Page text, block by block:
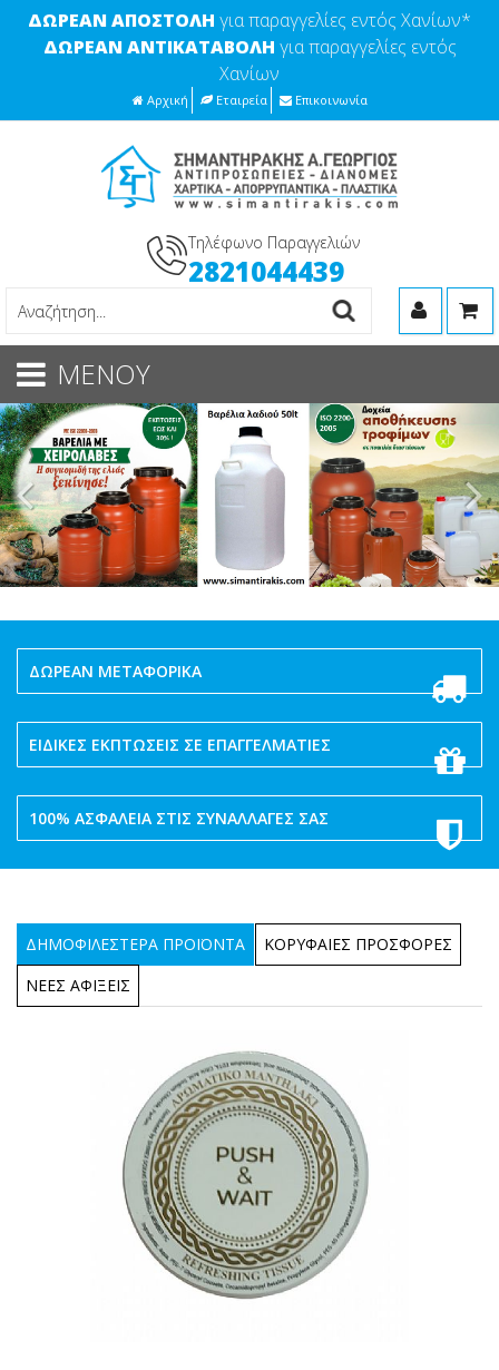
ΔΩΡΕΑΝ ΑΠΟΣΤΟΛΗ για παραγγελίες εντός Χανίων*
ΔΩΡΕΑΝ ΑΝΤΙΚΑΤΑΒΟΛΗ για παραγγελίες εντός
Χανίων
Αρχική Εταιρεία Επικοινωνία
Τηλέφωνο Παραγγελιών
2821044439
ΜΕΝΟΥ
ΔΩΡΕΑΝ ΜΕΤΑΦΟΡΙΚΑ
ΕΙΔΙΚΕΣ ΕΚΠΤΩΣΕΙΣ ΣΕ ΕΠΑΓΓΕΛΜΑΤΙΕΣ
100% ΑΣΦΑΛΕΙΑ ΣΤΙΣ ΣΥΝΑΛΛΑΓΕΣ ΣΑΣ
ΔΗΜΟΦΙΛΕΣΤΕΡΑ ΠΡΟΪΟΝΤΑ
ΚΟΡΥΦΑΙΕΣ ΠΡΟΣΦΟΡΕΣ
ΝΕΕΣ ΑΦΙΞΕΙΣ